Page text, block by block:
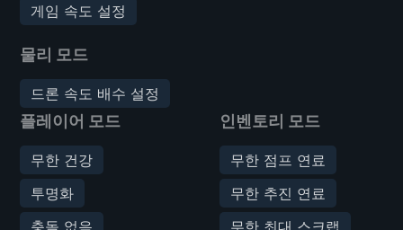
게임 속도 설정
물리 모드
드론 속도 배수 설정
플레이어 모드
무한 건강
투명화
충돌 없음
인벤토리 모드
무한 점프 연료
무한 추진 연료
무한 최대 스크랩